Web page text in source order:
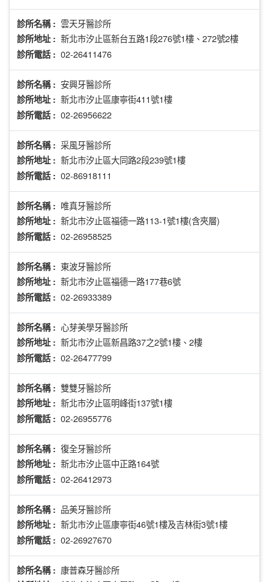
診所名稱 : 雲天牙醫診所
診所地址 : 新北市汐止區新台五路1段276號1樓、272號2樓
診所電話 : 02-26411476
診所名稱 : 安興牙醫診所
診所地址 : 新北市汐止區康寧街411號1樓
診所電話 : 02-26956622
診所名稱 : 采風牙醫診所
診所地址 : 新北市汐止區大同路2段239號1樓
診所電話 : 02-86918111
診所名稱 : 唯真牙醫診所
診所地址 : 新北市汐止區福德一路113-1號1樓(含夾層)
診所電話 : 02-26958525
診所名稱 : 東波牙醫診所
診所地址 : 新北市汐止區福德一路177巷6號
診所電話 : 02-26933389
診所名稱 : 心芽美學牙醫診所
診所地址 : 新北市汐止區新昌路37之2號1樓、2樓
診所電話 : 02-26477799
診所名稱 : 雙雙牙醫診所
診所地址 : 新北市汐止區明峰街137號1樓
診所電話 : 02-26955776
診所名稱 : 復全牙醫診所
診所地址 : 新北市汐止區中正路164號
診所電話 : 02-26412973
診所名稱 : 品美牙醫診所
診所地址 : 新北市汐止區康寧街46號1樓及吉林街3號1樓
診所電話 : 02-26927670
診所名稱 : 康普森牙醫診所